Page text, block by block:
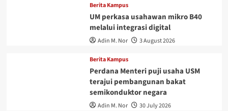
Berita Kampus
UM perkasa usahawan mikro B40
melalui integrasi digital
Adin M. Nor 3 August 2026
Berita Kampus
Perdana Menteri puji usaha USM
terajui pembangunan bakat
semikonduktor negara
Adin M. Nor 30 July 2026